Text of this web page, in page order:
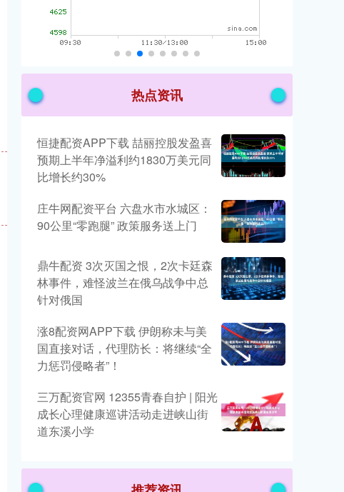
热点资讯
恒捷配资APP下载 喆丽控股发盈喜
预期上半年净溢利约1830万美元同
比增长约30%
庄牛网配资平台 六盘水市水城区：
90公里“零跑腿” 政策服务送上门
鼎牛配资 3次灭国之恨，2次卡廷森
林事件，难怪波兰在俄乌战争中总
针对俄国
涨8配资网APP下载 伊朗称未与美
国直接对话，代理防长：将继续“全
力惩罚侵略者”！
三万配资官网 12355青春自护 | 阳光
成长心理健康巡讲活动走进峡山街
道东溪小学